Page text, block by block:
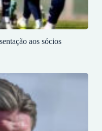
aos sócios